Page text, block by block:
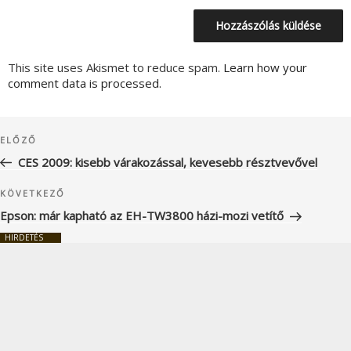
This site uses Akismet to reduce spam. Learn how your
comment data is processed.
navigáció
Korábbi
bejegyzés
ELŐZŐ
CES 2009: kisebb várakozással, kevesebb résztvevővel
Következő
bejegyzés
KÖVETKEZŐ
Epson: már kapható az EH-TW3800 házi-mozi vetítő
HIRDETÉS